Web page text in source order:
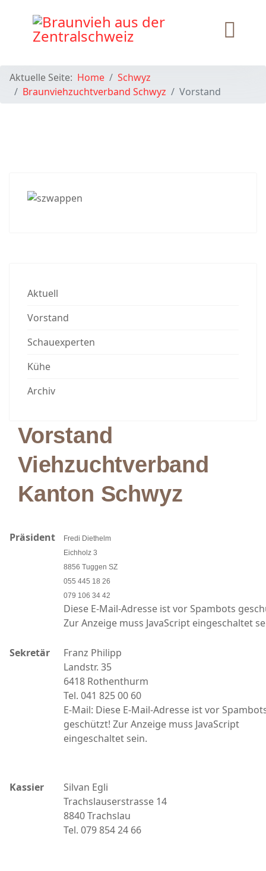
Aktuelle Seite: Home
Schwyz
Braunviehzuchtverband Schwyz
Vorstand
Aktuell
Vorstand
Schauexperten
Kühe
Archiv
Vorstand
Viehzuchtverband
Kanton Schwyz
Präsident
Fredi Diethelm
Eichholz 3
8856 Tuggen SZ
055 445 18 26
079 106 34 42
Diese E-Mail-Adresse ist vor Spambots
Zur Anzeige muss JavaScript eingeschaltet
Sekretär
Franz Philipp
Landstr. 35
6418 Rothenthurm
Tel. 041 825 00 60
E-Mail: Diese E-Mail-Adresse ist vor
geschützt! Zur Anzeige muss JavaScript
eingeschaltet sein.
Kassier
Silvan Egli
Trachslauserstrasse 14
8840 Trachslau
Tel. 079 854 24 66